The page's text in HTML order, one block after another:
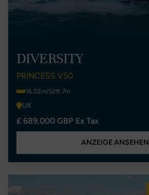
DIVERSITY
PRINCESS V50
16.02m/52ft 7in
UK
£ 689,000 GBP Ex Tax
ANZEIGE ANSEHEN